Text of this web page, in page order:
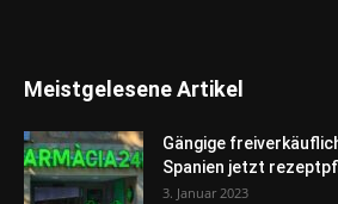
Meistgelesene Artikel
Gängige
Spanien jetzt
3. Januar 2023